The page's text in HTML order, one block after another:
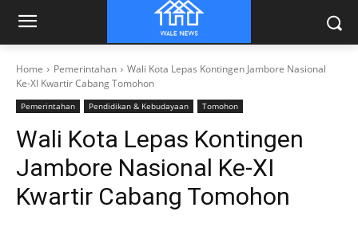
Home Pemerintahan
Wali Kota Lepas Kontingen Jambore Nasional
Ke-XI Kwartir Cabang Tomohon
Pemerintahan Pendidikan & Kebudayaan Tomohon
Wali Kota Lepas Kontingen
Jambore Nasional Ke-XI
Kwartir Cabang Tomohon